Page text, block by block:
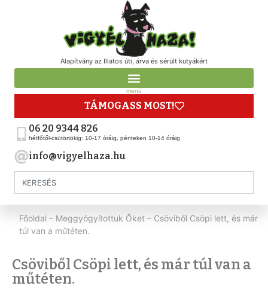
Alapítvány az Illatos úti, árva és sérült kutyákért
menü
TÁMOGASS MOST!
06 20 9344 826
hétfőtől-csütörtökig: 10-17 óráig, pénteken 10-14 óráig
info@vigyelhaza.hu
Főoldal – Meggyógyítottuk Őket – Csöviből Csöpi lett, és már
túl van a műtéten.
Csöviből Csöpi lett, és már túl van a
műtéten.